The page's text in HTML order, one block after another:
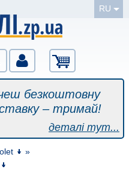
RU
безкоштовну
– тримай!
деталі тут...
»